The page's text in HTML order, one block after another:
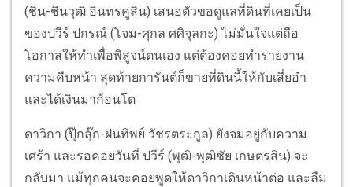
(ชิน-ชินวุฒิ อินทรคูสิน) เสนอตัวขอดูแลที่ดินที่เคยเป็น
ของปวีร์ ปกรณ์ (โจม-ศุกล ศศิจุลกะ) ไม่มั่นใจแต่ถือ
โอกาสให้ทำเพื่อพิสูจน์ตนเอง แต่ต้องคอยทำรายงาน
ความคืบหน้า สุดท้ายการันต์ก็ขายที่ดินนี้ให้กับเสี่ยอ๋า
และได้เงินมาก้อนโต
ดาวิกา (ปุ๊กลุ๊ก-ฝนทิพย์ วัชรตระกูล) ยังจมอยู่กับความ
เศร้า และรอคอยวันที่ ปวีร์ (พุฒิ-พุฒิชัย เกษตรสิน) จะ
กลับมา แม้ทุกคนจะคอยพูดให้ดาวิกาเดินหน้าต่อ และลืม